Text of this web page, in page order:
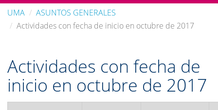
UMA
ASUNTOS GENERALES
Actividades con fecha de inicio en octubre de 2017
Actividades con fecha de
inicio en octubre de 2017